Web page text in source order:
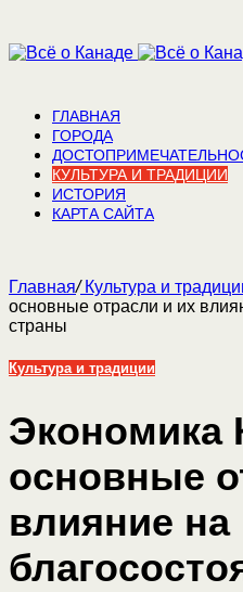
ГЛАВНАЯ
ГОРОДА
КУЛЬТУРА И ТРАДИЦИИ
ИСТОРИЯ
КАРТА САЙТА
Главная/Культура и
основные отрасли и их
страны
Культура и традиции
Экономика
основные
влияние на